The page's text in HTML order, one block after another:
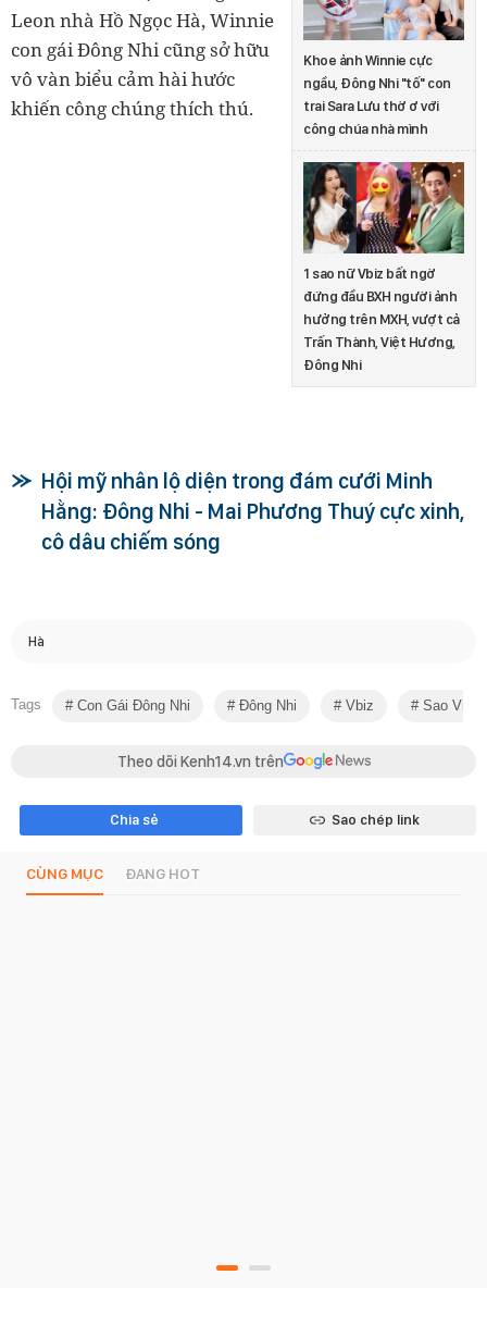
Khoe ảnh Winnie cực
ngầu, Đông Nhi "tố" con
trai Sara Lưu thờ ơ với
công chúa nhà mình
1 sao nữ Vbiz bất ngờ
đứng đầu BXH người ảnh
hưởng trên MXH, vượt cả
Trấn Thành, Việt Hương,
Đông Nhi
Leon nhà Hồ Ngọc Hà, Winnie
con gái Đông Nhi cũng sở hữu
vô vàn biểu cảm hài hước
khiến công chúng thích thú.
Hội mỹ nhân lộ diện trong đám cưới Minh
Hằng: Đông Nhi - Mai Phương Thuý cực xinh,
cô dâu chiếm sóng
Hà
Tags Con Gái Đông Nhi Đông Nhi Vbiz Sao Việt
Theo dõi Kenh14.vn trên
Chia sẻ Sao chép link
CÙNG MỤC ĐANG HOT